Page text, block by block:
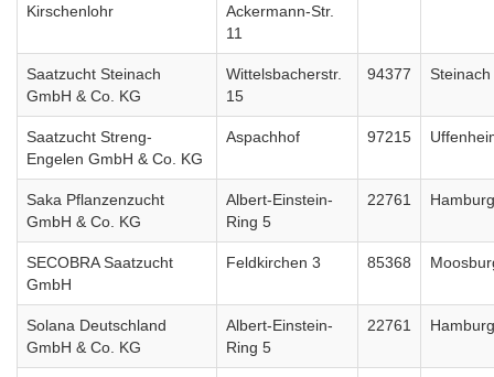
Kirschenlohr
Ackermann-Str.
11
Saatzucht Steinach
GmbH & Co. KG
Wittelsbacherstr.
15
94377 Steinach
Saatzucht Streng-
Engelen GmbH & Co. KG
Aspachhof 97215
Saka Pflanzenzucht
GmbH & Co. KG
Albert-Einstein-
Ring 5
22761 Hamburg
SECOBRA Saatzucht
GmbH
Feldkirchen 3 85368
Solana Deutschland
GmbH & Co. KG
Albert-Einstein-
Ring 5
22761 Hamburg